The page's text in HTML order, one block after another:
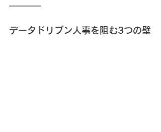
━━━━
データドリブン人事を阻む3つの壁